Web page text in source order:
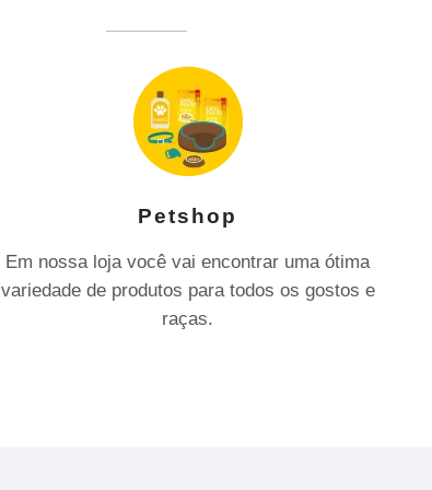
Petshop
Em nossa loja você vai encontrar uma ótima
variedade de produtos para todos os gostos e
raças.